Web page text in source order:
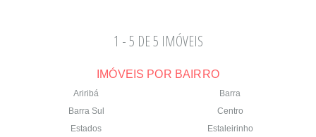
1 - 5 DE 5 IMÓVEIS
IMÓVEIS POR BAIRRO
Ariribá
Barra
Barra Sul
Centro
Estados
Estaleirinho